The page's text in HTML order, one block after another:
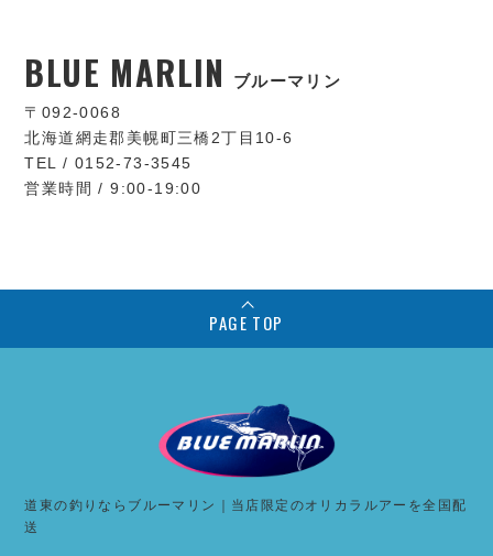
BLUE MARLIN ブルーマリン
〒092-0068
北海道網走郡美幌町三橋2丁目10-6
TEL / 0152-73-3545
営業時間 / 9:00-19:00
PAGE TOP
道東の釣りならブルーマリン｜当店限定のオリカラルアーを全国配
送